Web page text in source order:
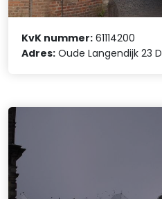
KvK nummer: 61114200
Adres: Oude Langendijk 23 D